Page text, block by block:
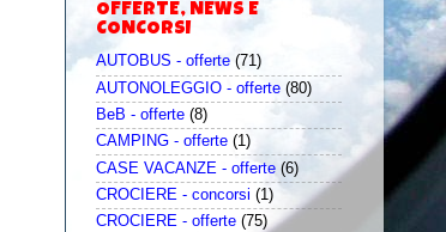
OFFERTE, NEWS E
CONCORSI
AUTOBUS - offerte (71)
AUTONOLEGGIO - offerte (80)
BeB - offerte (8)
CAMPING - offerte (1)
CASE VACANZE - offerte (6)
CROCIERE - concorsi (1)
CROCIERE - offerte (75)